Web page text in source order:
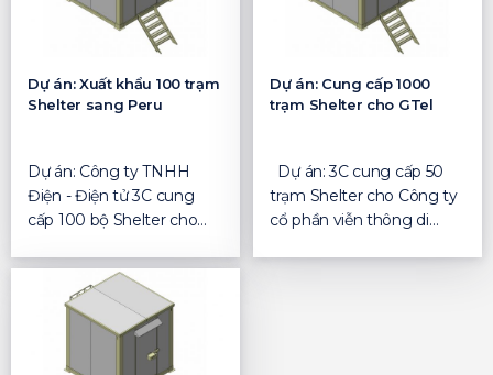
Dự án: Xuất khẩu 100 trạm
Shelter sang Peru
Dự án: Công ty TNHH
Điện - Điện tử 3C cung
cấp 100 bộ Shelter cho
V...
Dự án: Cung cấp 1000
trạm Shelter cho GTel
Dự án: 3C cung cấp 50
trạm Shelter cho Công ty
cổ phần viễn thông di